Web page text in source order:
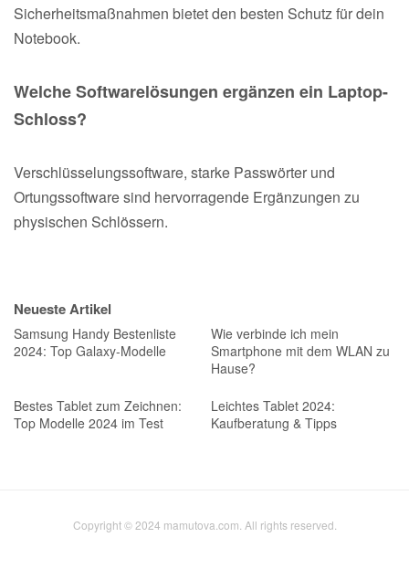
Sicherheitsmaßnahmen bietet den besten Schutz für dein
Notebook.
Welche Softwarelösungen ergänzen ein Laptop-
Schloss?
Verschlüsselungssoftware, starke Passwörter und
Ortungssoftware sind hervorragende Ergänzungen zu
physischen Schlössern.
Neueste Artikel
Samsung Handy Bestenliste
2024: Top Galaxy-Modelle
Wie verbinde ich mein
Smartphone mit dem WLAN zu
Hause?
Bestes Tablet zum Zeichnen:
Top Modelle 2024 im Test
Leichtes Tablet 2024:
Kaufberatung & Tipps
Copyright © 2024 mamutova.com. All rights reserved.